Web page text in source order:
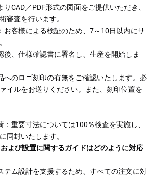
CAD／PDF形式の図面をご提供いただき、
審査を行います。
お客様による検証のため、7～10日以内にサ
後、仕様確認書に署名し、生産を開始しま
へのロゴ刻印の有無をご確認いたします。必
イルをお送りください。また、刻印位置を
：重要寸法については100％検査を実施し、
同封いたします。
よび設置に関するガイドはどのように対応
テム設計を支援するため、すべての注文に対